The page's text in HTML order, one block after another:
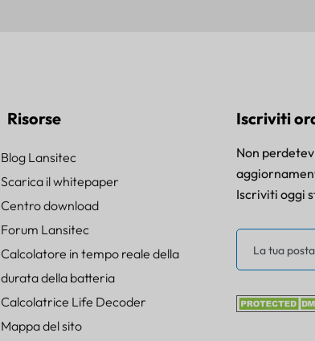
Risorse
Blog Lansitec
Scarica il whitepaper
Centro download
Forum Lansitec
Calcolatore in tempo reale della
durata della batteria
Calcolatrice Life Decoder
Mappa del sito
Iscriviti
Non
Iscriviti oggi